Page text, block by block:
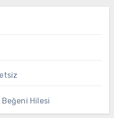
Hilesi